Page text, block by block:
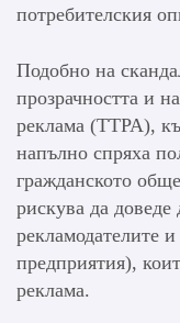
потребителския
Подобно на
прозрачността и
реклама (TTPA),
напълно спряха
гражданското
рискува да
рекламодателите
предприятия),
реклама.